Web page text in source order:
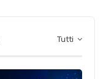
Tutti